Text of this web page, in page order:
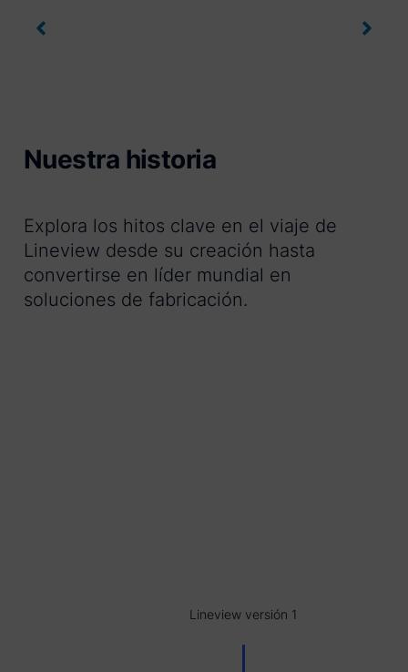
Nuestra historia
Explora los hitos clave en el viaje de
Lineview desde su creación hasta
convertirse en líder mundial en
soluciones de fabricación.
Lineview versión 1